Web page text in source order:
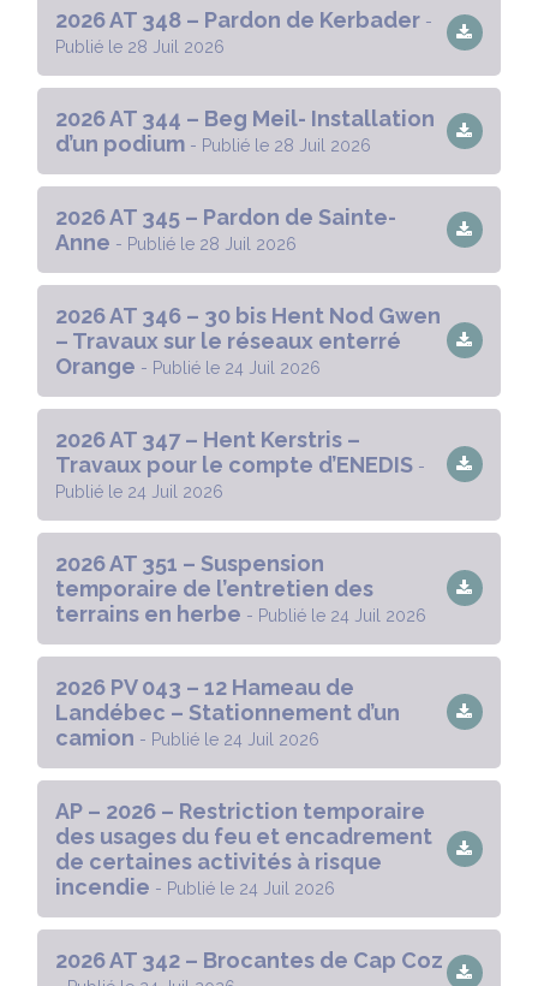
2026 AT 348 – Pardon de Kerbader -
Publié le 28 Juil 2026
2026 AT 344 – Beg Meil- Installation
d’un podium - Publié le 28 Juil 2026
2026 AT 345 – Pardon de Sainte-
Anne - Publié le 28 Juil 2026
2026 AT 346 – 30 bis Hent Nod Gwen
– Travaux sur le réseaux enterré
Orange - Publié le 24 Juil 2026
2026 AT 347 – Hent Kerstris –
Travaux pour le compte d’ENEDIS -
Publié le 24 Juil 2026
2026 AT 351 – Suspension
temporaire de l’entretien des
terrains en herbe - Publié le 24 Juil 2026
2026 PV 043 – 12 Hameau de
Landébec – Stationnement d’un
camion - Publié le 24 Juil 2026
AP – 2026 – Restriction temporaire
des usages du feu et encadrement
de certaines activités à risque
incendie - Publié le 24 Juil 2026
2026 AT 342 – Brocantes de Cap Coz